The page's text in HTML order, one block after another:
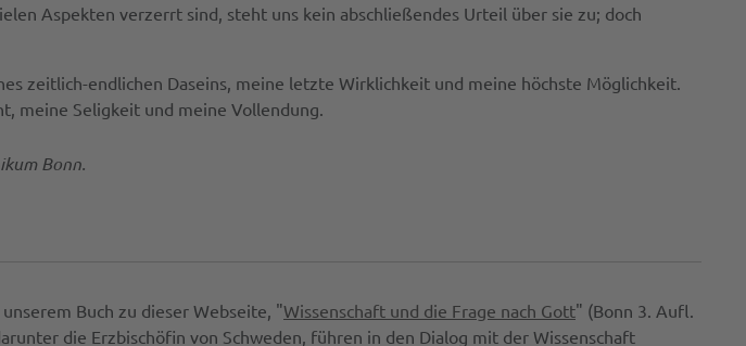
Aspekten verzerrt sind, steht uns kein abschließendes Urteil über sie zu; doch
zeitlich-endlichen Daseins, meine letzte Wirklichkeit und meine höchste Möglichkeit.
meine Seligkeit und meine Vollendung.
Bonn.
Buch zu dieser Webseite, "Wissenschaft und die Frage nach Gott" (Bonn 3. Aufl.
die Erzbischöfin von Schweden, führen in den Dialog mit der Wissenschaft